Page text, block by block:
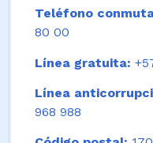
Teléfono
80 00
Línea gratuita:
Línea
968 988